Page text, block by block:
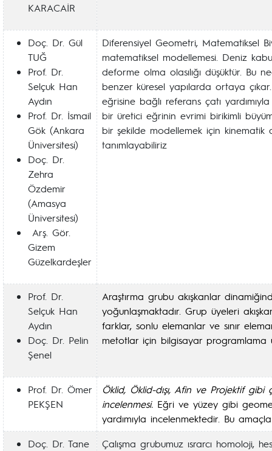
KARACAİR
Doç. Dr. Gül
TUĞ
Prof. Dr.
Selçuk Han
Aydın
Prof. Dr. İsmail
Gök (Ankara
Üniversitesi)
Doç. Dr.
Zehra
Özdemir
(Amasya
Üniversitesi)
Arş. Gör.
Gizem
Güzelkardeşler
Diferensiyel Geometri, Matematiksel
matematiksel modellemesi. Deniz
deforme olma olasılığı düşüktür. Bu
benzer küresel yapılarda ortaya
eğrisine bağlı referans çatı
bir üretici eğrinin evrimi birikimli
bir şekilde modellemek için kinematik
tanımlayabiliriz
Prof. Dr.
Selçuk Han
Aydın
Doç. Dr. Pelin
Şenel
Araştırma grubu akışkanlar
yoğunlaşmaktadır. Grup üyeleri
farklar, sonlu elemanlar ve sınır
metotlar için bilgisayar programlama
Prof. Dr. Ömer
PEKŞEN
Öklid, Öklid-dışı, Afin ve Projektif
incelenmesi. Eğri ve yüzey gibi
yardımıyla incelenmektedir. Bu
Doç. Dr. Tane
Çalışma grubumuz ısrarcı homoloji,